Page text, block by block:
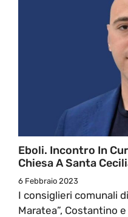
Eboli. Incontro In
Chiesa A Santa
6 Febbraio 2023
I consiglieri comunali
Maratea”, Costantino